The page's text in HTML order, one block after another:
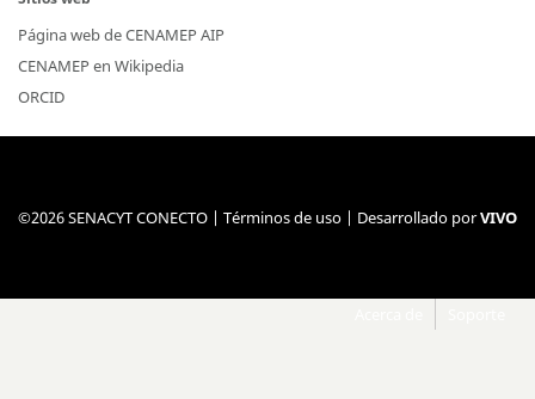
Página web de CENAMEP AIP
CENAMEP en Wikipedia
ORCID
©2026 SENACYT CONECTO | Términos de uso | Desarrollado porVIVO